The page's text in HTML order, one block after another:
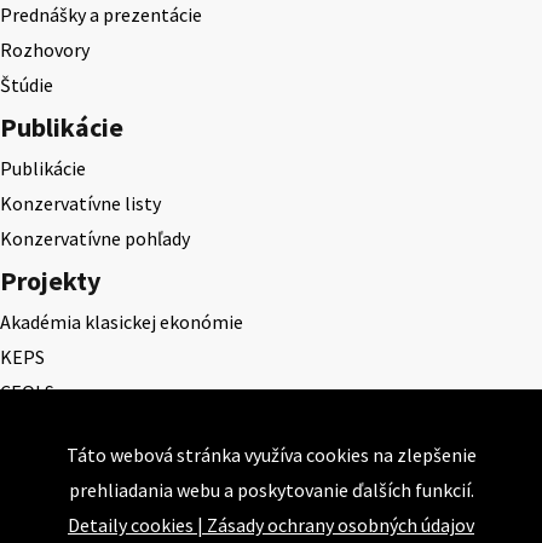
Prednášky a prezentácie
Rozhovory
Štúdie
Publikácie
Publikácie
Konzervatívne listy
Konzervatívne pohľady
Projekty
Akadémia klasickej ekonómie
KEPS
CEQLS
Cena Ernesta Valka
Študentská esej
Deň daňového odbremenenia
Táto webová stránka využíva cookies na zlepšenie
prehliadania webu a poskytovanie ďalších funkcií.
Detaily cookies | Zásady ochrany osobných údajov